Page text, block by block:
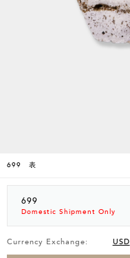
699 表
699
Domestic Shipment Only
Currency Exchange: USD